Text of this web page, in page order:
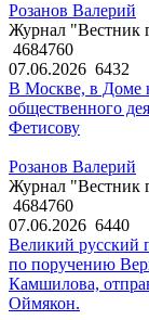
Розанов Валерий
Журнал "Вестник
4684760
07.06.2026 6432
В Москве, в Доме
общественного
Фетисову
Розанов Валерий
Журнал "Вестник
4684760
07.06.2026 6440
Великий русский
по поручению
Камшилова,
Оймякон.